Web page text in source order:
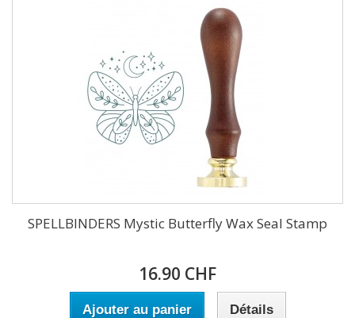
SPELLBINDERS Mystic Butterfly Wax Seal Stamp
16.90 CHF
Ajouter au panier Détails